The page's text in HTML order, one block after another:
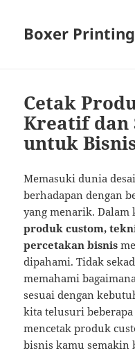
Boxer
Cetak
Kreatif dan
untuk
Memasuki dunia
berhadapan dengan
yang menarik.
produk custom,
percetakan bisnis
dipahami. Tidak
memahami
sesuai dengan
kita telusuri
mencetak produk
bisnis kamu semakin